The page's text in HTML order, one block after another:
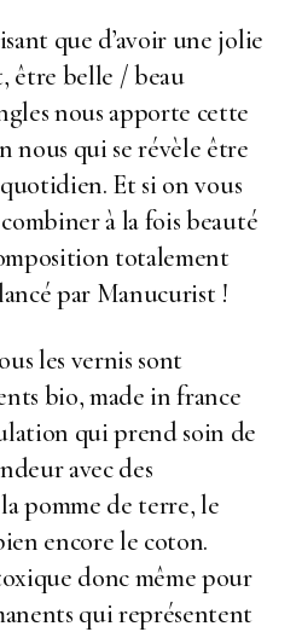
que d’avoir une jolie
être belle / beau
nous apporte cette
nous qui se révèle être
Et si on vous
à la fois beauté
totalement
par Manucurist !
les vernis sont
bio, made in france
qui prend soin de
avec des
pomme de terre, le
encore le coton.
donc même pour
qui représentent